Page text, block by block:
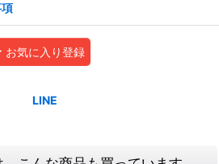
お気に入り登録